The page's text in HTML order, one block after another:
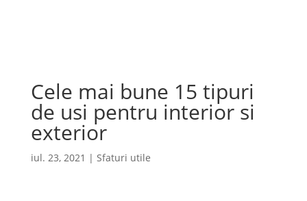
Cele mai bune 15 tipuri
de usi pentru interior si
exterior
iul. 23, 2021 | Sfaturi utile